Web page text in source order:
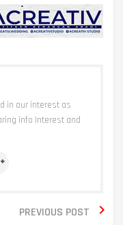
in our interest as
info Interest and
PREVIOUS POST 